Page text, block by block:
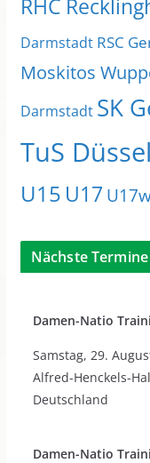
RHC
Darmstadt RSC
Moskitos
Darmstadt SK
TuS
U15 U17
Nächste Termine
Damen-Natio
Samstag, 29.
Alfred-Henckels-
Deutschland
Damen-Natio